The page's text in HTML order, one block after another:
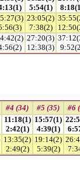
5:54(1)
23:05(2)
7:38(2)
27:20(3)
12:38(3)
#4 (34) #5 (35) #6
11:18(1)
2:42(1)
15:57(1)
4:39(1)
13:35(2)
2:49(2)
19:14(2)
5:39(2)